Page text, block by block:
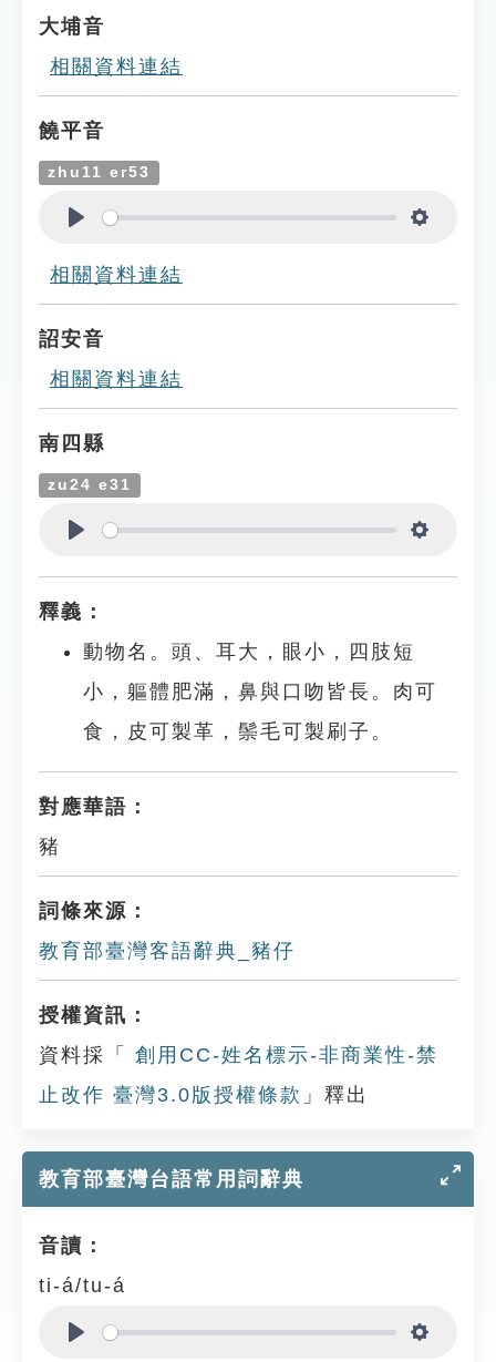
大埔音
相關資料連結
饒平音
zhu11 er53
相關資料連結
詔安音
相關資料連結
南四縣
zu24 e31
釋義：
動物名。頭、耳大，眼小，四肢短
小，軀體肥滿，鼻與口吻皆長。肉可
食，皮可製革，鬃毛可製刷子。
對應華語：
豬
詞條來源：
教育部臺灣客語辭典_豬仔
授權資訊：
資料採「
創用CC-姓名標示-非商業性-禁
止改作 臺灣3.0版授權條款 」釋出
教育部臺灣台語常用詞辭典
音讀：
ti-á/tu-á